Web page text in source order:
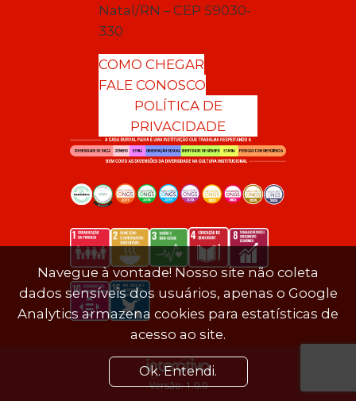
Natal/RN – CEP 59030-
330
COMO CHEGAR
FALE CONOSCO
POLÍTICA DE
PRIVACIDADE
Versão: 1.0.0
Navegue à vontade! Nosso site não coleta
dados sensíveis dos usuários, apenas o Google
Analytics armazena cookies para estatísticas de
acesso ao site.
Ok. Entendi.